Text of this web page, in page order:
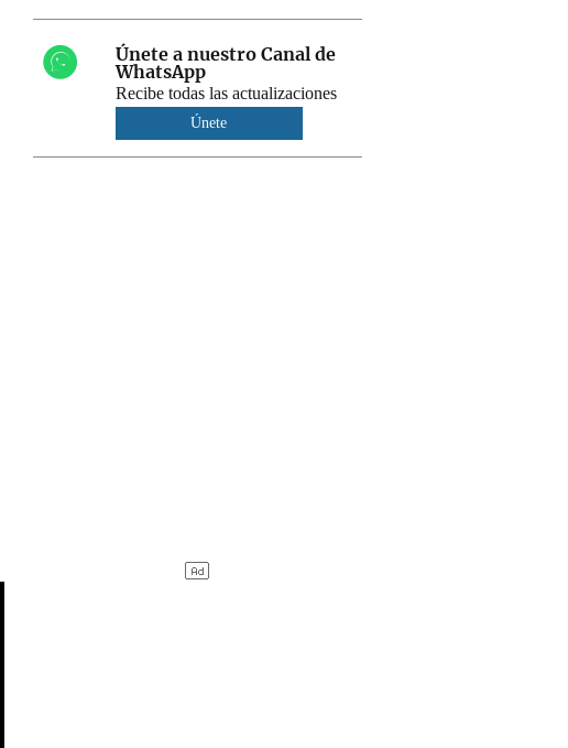
Únete a nuestro Canal de
WhatsApp
Recibe todas las actualizaciones
Únete